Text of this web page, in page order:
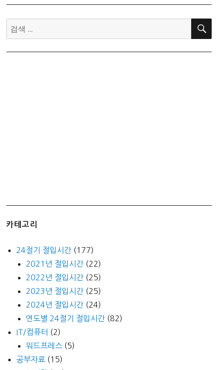
검
색:
검
카테고리
24절기 절입시간 (177)
2021년 절입시간 (22)
2022년 절입시간 (25)
2023년 절입시간 (25)
2024년 절입시간 (24)
연도별 24절기 절입시간 (82)
IT/컴퓨터 (2)
워드프레스 (5)
공부자료 (15)